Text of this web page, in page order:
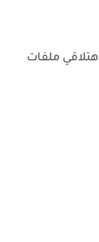
١٧ سنة! أكيد هتلاقي ملفات